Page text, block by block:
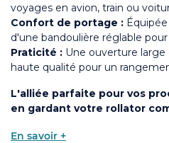
voyages en avion, train ou
Confort de portage :
d'une bandoulière réglable
Praticité : Une ouverture
haute qualité pour un
L'alliée parfaite pour vos
en gardant votre rollator
En savoir +